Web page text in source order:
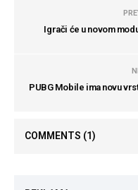
Igrači će u novom
PUBG Mobile ima novu
COMMENTS (1)